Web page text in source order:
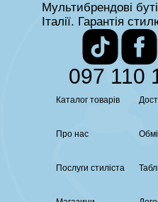
Мультибрендові
Італії. Гарантія
097 110
Каталог товарів
Про нас
Послуги стиліста